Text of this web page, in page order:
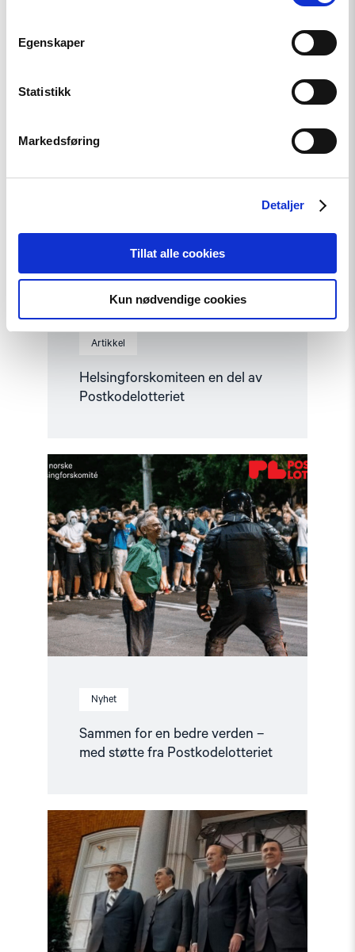
Egenskaper
Statistikk
Markedsføring
Detaljer
Tillat alle cookies
Kun nødvendige cookies
menneskerettigheter på alvor
Artikkel
Helsingforskomiteen en del av
Postkodelotteriet
av
Nyhet
Sammen for en bedre verden –
med støtte fra Postkodelotteriet
Read
article
"Sammen
for
en
bedre
verden
–
med
støtte
fra
Postkodelotteriet"
Read
article
"Fullt
hus
på
førpremiere
for
Helsinkieffekten"